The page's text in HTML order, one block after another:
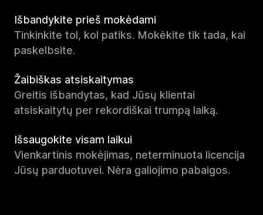
Išbandykite prieš mokėdami
Tinkinkite tol, kol patiks. Mokėkite tik tada, kai
paskelbsite.
Žaibiškas atsiskaitymas
Greitis išbandytas, kad Jūsų klientai
atsiskaitytų per rekordiškai trumpą laiką.
Išsaugokite visam laikui
Vienkartinis mokėjimas, neterminuota licencija
Jūsų parduotuvei. Nėra galiojimo pabaigos.